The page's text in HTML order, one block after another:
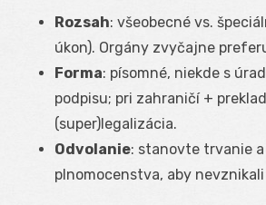
Rozsah: všeobecné vs.
úkon). Orgány zvyčajne
Forma: písomné, niekde s
podpisu; pri zahraničí +
(super)legalizácia.
Odvolanie: stanovte trvanie
plnomocenstva, aby